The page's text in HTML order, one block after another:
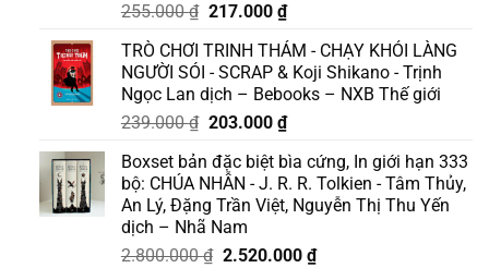
255.000₫ Giá
là:
255.000 ₫.
217.000 ₫Giá
tại
là:
217.000 ₫.
TRÒ CHƠI TRINH THÁM - CHẠY KHỎI LÀNG
NGƯỜI SÓI - SCRAP & Koji Shikano - Trịnh
Ngọc Lan dịch – Bebooks – NXB Thế giới
239.000₫ Giá
là:
239.000 ₫.
203.000 ₫Giá
tại
là:
203.000 ₫.
Boxset bản đặc biệt bìa cứng, In giới hạn 333
bộ: CHÚA NHẪN - J. R. R. Tolkien - Tâm Thủy,
An Lý, Đặng Trần Việt, Nguyễn Thị Thu Yến
dịch – Nhã Nam
2.800.000₫ Giá
2.520.000 ₫Giá